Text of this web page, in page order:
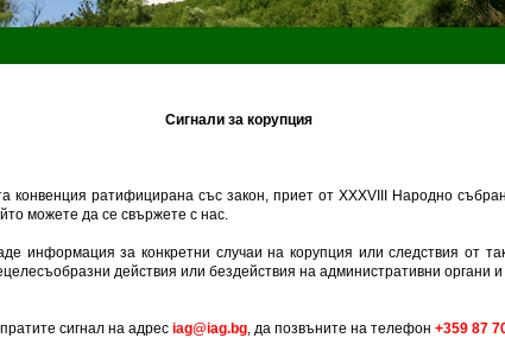
Сигнали за корупция
ратифицирана със закон, приет от ХХХVIII Народно
можете да се свържете с нас.
за конкретни случаи на корупция или следствия от
действия или бездействия на административни органи
сигнал на адрес iag@iag.bg, да позвъните на телефон +359 87